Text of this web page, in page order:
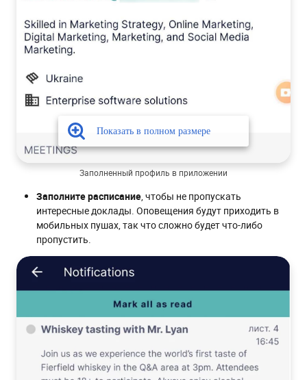
Заполненный профиль в приложении
Заполните расписание, чтобы не пропускать
интересные доклады. Оповещения будут приходить в
мобильных пушах, так что сложно будет что-либо
пропустить.